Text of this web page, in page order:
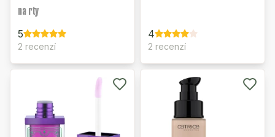
na rty
5
2 recenzí
4
2 recenzí